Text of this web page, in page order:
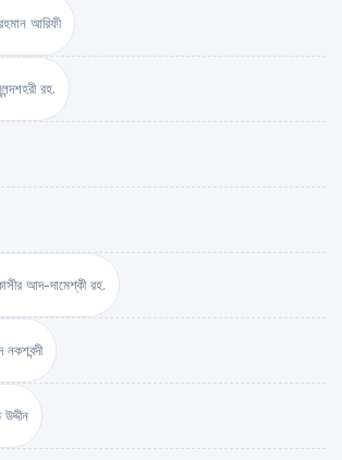
আরিফী
রহ.
আদ-দামেশ্‌কী রহ.